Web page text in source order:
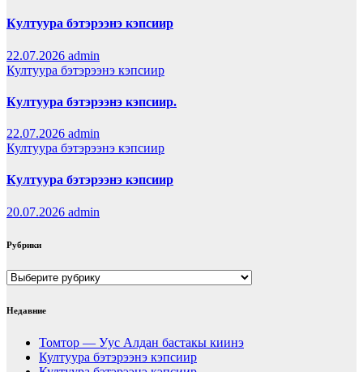
Култуура бэтэрээнэ кэпсиир
22.07.2026 admin
Култуура бэтэрээнэ кэпсиир
Култуура бэтэрээнэ кэпсиир.
22.07.2026 admin
Култуура бэтэрээнэ кэпсиир
Култуура бэтэрээнэ кэпсиир
20.07.2026 admin
Рубрики
Рубрики
Недавние
Томтор — Уус Алдан бастакы киинэ
Култуура бэтэрээнэ кэпсиир